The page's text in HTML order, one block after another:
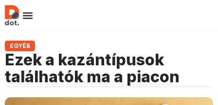
EGYÉB
Ezek a kazántípusok
találhatók ma a piacon